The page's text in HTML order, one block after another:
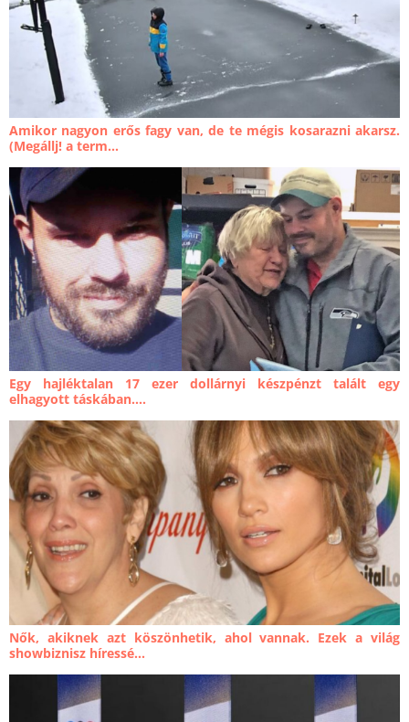
Amikor nagyon erős fagy van, de te mégis kosarazni akarsz.
(Megállj! a term...
Egy hajléktalan 17 ezer dollárnyi készpénzt talált egy
elhagyott táskában....
Nők, akiknek azt köszönhetik, ahol vannak. Ezek a világ
showbiznisz híressé...